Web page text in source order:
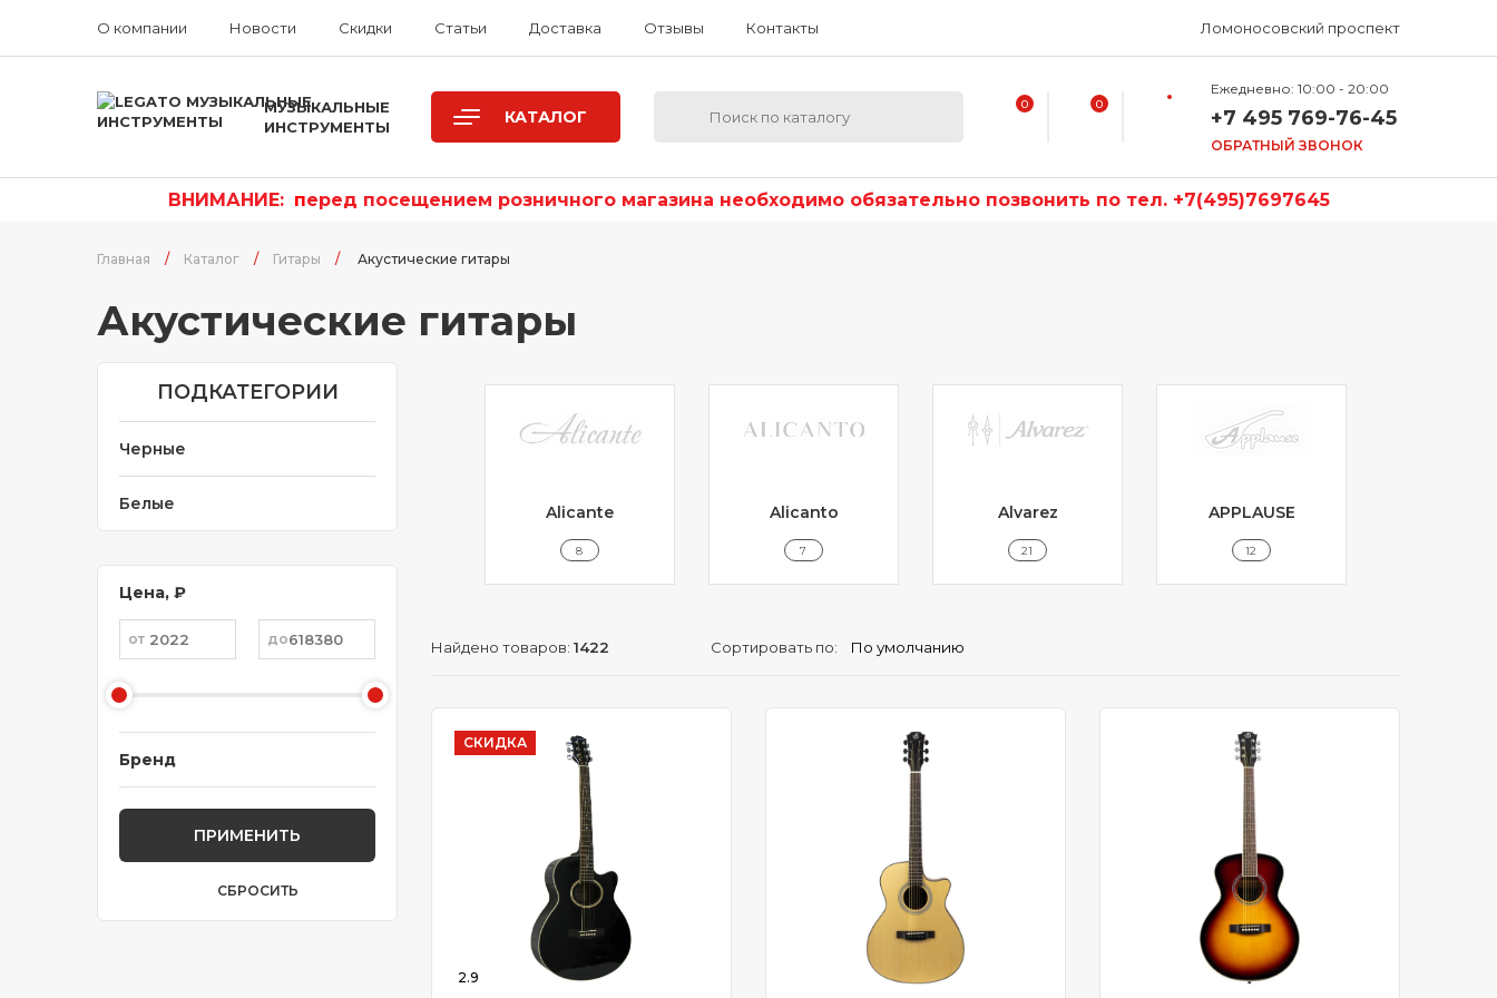
О компании Новости Скидки Статьи Доставка Отзывы Контакты Ломоносовский проспект
МУЗЫКАЛЬНЫЕ
ИНСТРУМЕНТЫ
КАТАЛОГ
0 0
Ежедневно: 10:00 - 20:00
+7 495 769-76-45
ОБРАТНЫЙ ЗВОНОК
ВНИМАНИЕ: перед посещением розничного магазина необходимо обязательно позвонить по тел. +7(495)7697645
Главная / Каталог / Гитары / Акустические гитары
Акустические гитары
ПОДКАТЕГОРИИ
Черные
Белые
Цена, ₽
Бренд
ПРИМЕНИТЬ
СБРОСИТЬ
Yamaha Alicante
8
Alicanto
7
Alvarez
21
APPLAUSE
12
Найдено товаров: 1422 Сортировать по:
СКИДКА
2.9